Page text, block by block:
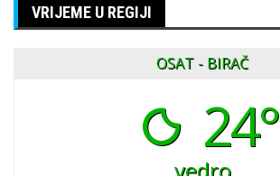
VRIJEME U REGIJI
OSAT - BIRAČ
24°
vedro